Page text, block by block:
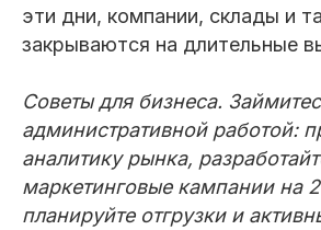
эти дни, компании, склады и
закрываются на длительные
Советы для бизнеса.
административной работой:
аналитику рынка,
маркетинговые кампании на
планируйте отгрузки и